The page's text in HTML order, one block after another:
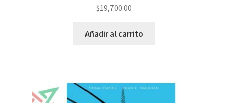
$19,700.00
Añadir al carrito